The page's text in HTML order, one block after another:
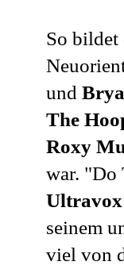
So bildet
und
The
Roxy
war. "Do
seinem
viel von